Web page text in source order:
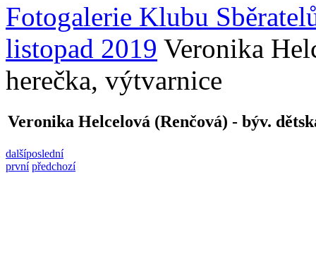
Fotogalerie Klubu
listopad 2019 Veronika
herečka, výtvarnice
Veronika Helcelová (Renčová) - býv.
dalšíposlední
první předchozí